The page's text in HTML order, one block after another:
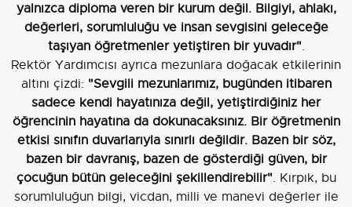
yalnızca diploma veren bir kurum değil. Bilgiyi, ahlakı,
değerleri, sorumluluğu ve insan sevgisini geleceğe
taşıyan öğretmenler yetiştiren bir yuvadır".
Rektör Yardımcısı ayrıca mezunlara doğacak etkilerinin
altını çizdi: "Sevgili mezunlarımız, bugünden itibaren
sadece kendi hayatınıza değil, yetiştirdiğiniz her
öğrencinin hayatına da dokunacaksınız. Bir öğretmenin
etkisi sınıfın duvarlarıyla sınırlı değildir. Bazen bir söz,
bazen bir davranış, bazen de gösterdiği güven, bir
çocuğun bütün geleceğini şekillendirebilir". Kırpık, bu
sorumluluğun bilgi, vicdan, milli ve manevi değerler ile